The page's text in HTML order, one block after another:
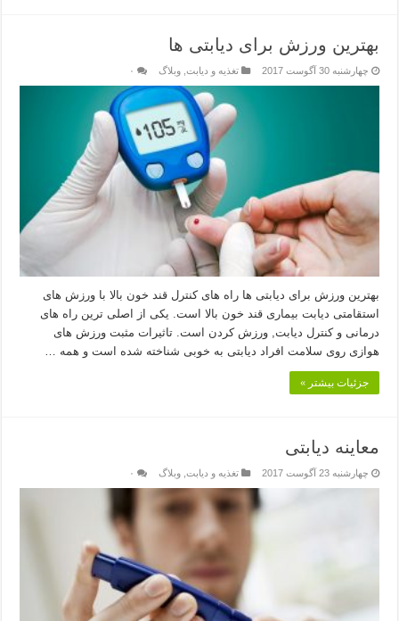
بهترین ورزش برای دیابتی ها
چهارشنبه 30 آگوست 2017 تغذیه و دیابت ,وبلاگ ۰
بهترین ورزش برای دیابتی ها راه های کنترل قند خون بالا با ورزش های
استقامتی دیابت بیماری قند خون بالا است. یکی از اصلی ترین راه های
درمانی و کنترل دیابت, ورزش کردن است. تاثیرات مثبت ورزش های
هوازی روی سلامت افراد دیابتی به خوبی شناخته شده است و همه …
جزئیات بیشتر »
معاینه دیابتی
چهارشنبه 23 آگوست 2017 تغذیه و دیابت,وبلاگ ۰